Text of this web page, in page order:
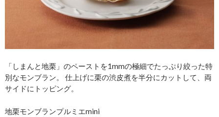
「しまんと地栗」のペーストを1mmの極細でたっぷり絞った特
別なモンブラン。 仕上げに栗の渋皮煮を半分にカットして、両
サイドにトッピング。
地栗モンブランプルミエmini